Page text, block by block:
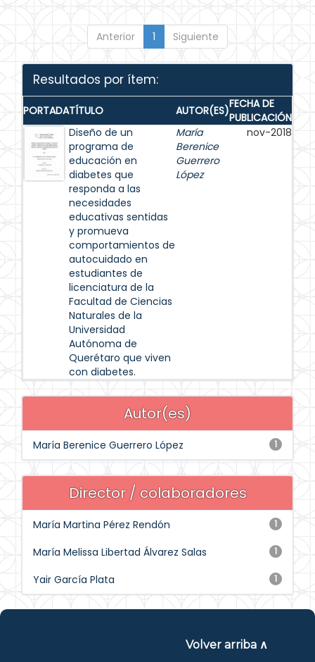
Anterior 1 Siguiente
Resultados por ítem:
PORTADATÍTULO AUTOR(ES)FECHA DE
PUBLICACIÓN
Diseño de un
programa de
educación en
diabetes que
responda a las
necesidades
educativas sentidas
y promueva
comportamientos de
autocuidado en
estudiantes de
licenciatura de la
Facultad de Ciencias
Naturales de la
Universidad
Autónoma de
Querétaro que viven
con diabetes.
María
Berenice
Guerrero
López
nov-2018
Autor(es)
1
María Berenice Guerrero López
Director / colaboradores
1
María Martina Pérez Rendón
1
María Melissa Libertad Álvarez Salas
1
Yair García Plata
Volver arriba ∧